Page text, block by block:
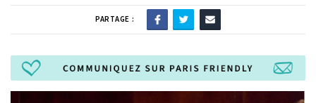
PARTAGE :